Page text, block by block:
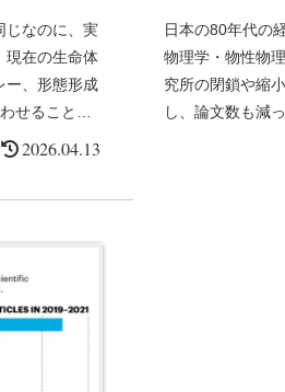
じなのに、実
現在の生命体
ー、形態形成
せること
していると
2026.04.13
日本の80年代の
物理学・物性物
究所の閉鎖や縮
し、論文数も減
国版と比較して